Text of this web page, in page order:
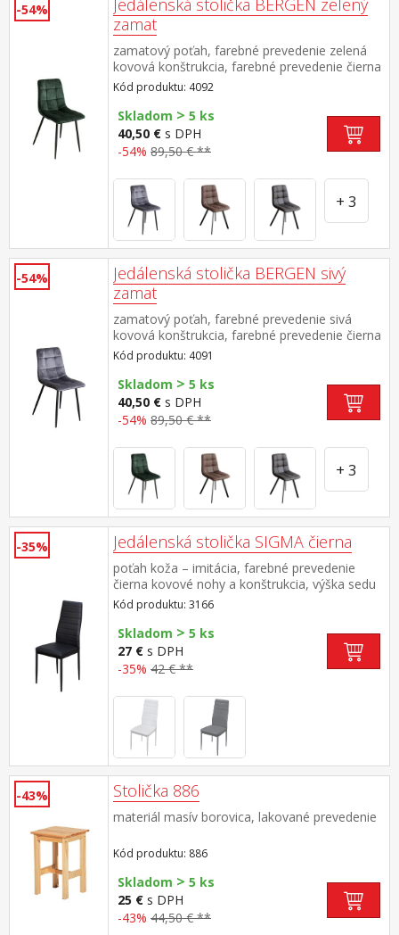
-54%
Jedálenská stolička BERGEN zelený
zamat
zamatový poťah, farebné prevedenie zelená
kovová konštrukcia, farebné prevedenie čierna
výška sedu 49 cm
Kód produktu: 4092
Skladom > 5 ks
40,50 € s DPH
-54% 89,50 € **
+ 3
-54%
Jedálenská stolička BERGEN sivý
zamat
zamatový poťah, farebné prevedenie sivá
kovová konštrukcia, farebné prevedenie čierna
výška sedu 49 cm
Kód produktu: 4091
Skladom > 5 ks
40,50 € s DPH
-54% 89,50 € **
+ 3
-35% Jedálenská stolička SIGMA čierna
poťah koža – imitácia, farebné prevedenie
čierna kovové nohy a konštrukcia, výška sedu
47 cm
Kód produktu: 3166
Skladom > 5 ks
27 € s DPH
-35% 42 € **
-43% Stolička 886
materiál masív borovica, lakované prevedenie
Kód produktu: 886
Skladom > 5 ks
25 € s DPH
-43% 44,50 € **